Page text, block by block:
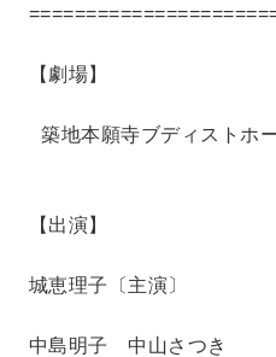
【劇場】
築地本願寺ブディストホ
【出演】
城恵理子〔主演〕
中島明子 中山さつき